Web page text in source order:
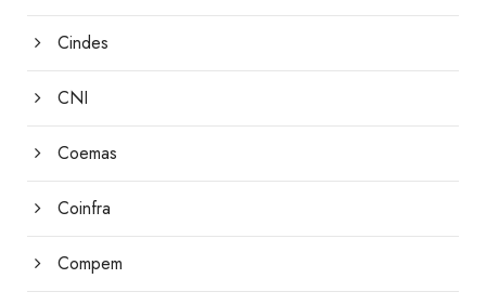
Cindes
CNI
Coemas
Coinfra
Compem